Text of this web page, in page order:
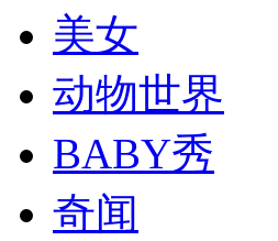
纽约上演“枕头大战”
司机酒驾遇交警 急速倒车逃窜
美女
动物世界
BABY秀
奇闻